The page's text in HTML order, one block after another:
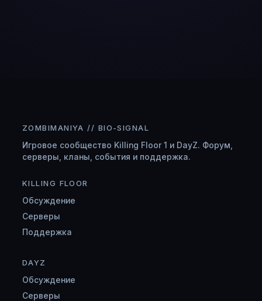
ZOMBIMANIYA // BIO-SIGNAL
Игровое сообщество Killing Floor 1 и DayZ. Форум,
серверы, кланы, события и поддержка.
KILLING FLOOR
Обсуждение
Серверы
Поддержка
DAYZ
Обсуждение
Серверы